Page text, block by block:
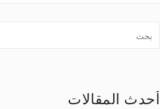
أحدث المقالات